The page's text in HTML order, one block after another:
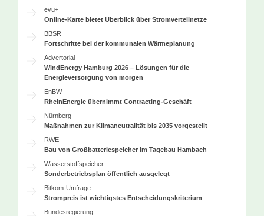
evu+
Online-Karte bietet Überblick über Stromverteilnetze
BBSR
Fortschritte bei der kommunalen Wärmeplanung
Advertorial
WindEnergy Hamburg 2026 – Lösungen für die
Energieversorgung von morgen
EnBW
RheinEnergie übernimmt Contracting-Geschäft
Nürnberg
Maßnahmen zur Klimaneutralität bis 2035 vorgestellt
RWE
Bau von Großbatteriespeicher im Tagebau Hambach
Wasserstoffspeicher
Sonderbetriebsplan öffentlich ausgelegt
Bitkom-Umfrage
Strompreis ist wichtigstes Entscheidungskriterium
Bundesregierung